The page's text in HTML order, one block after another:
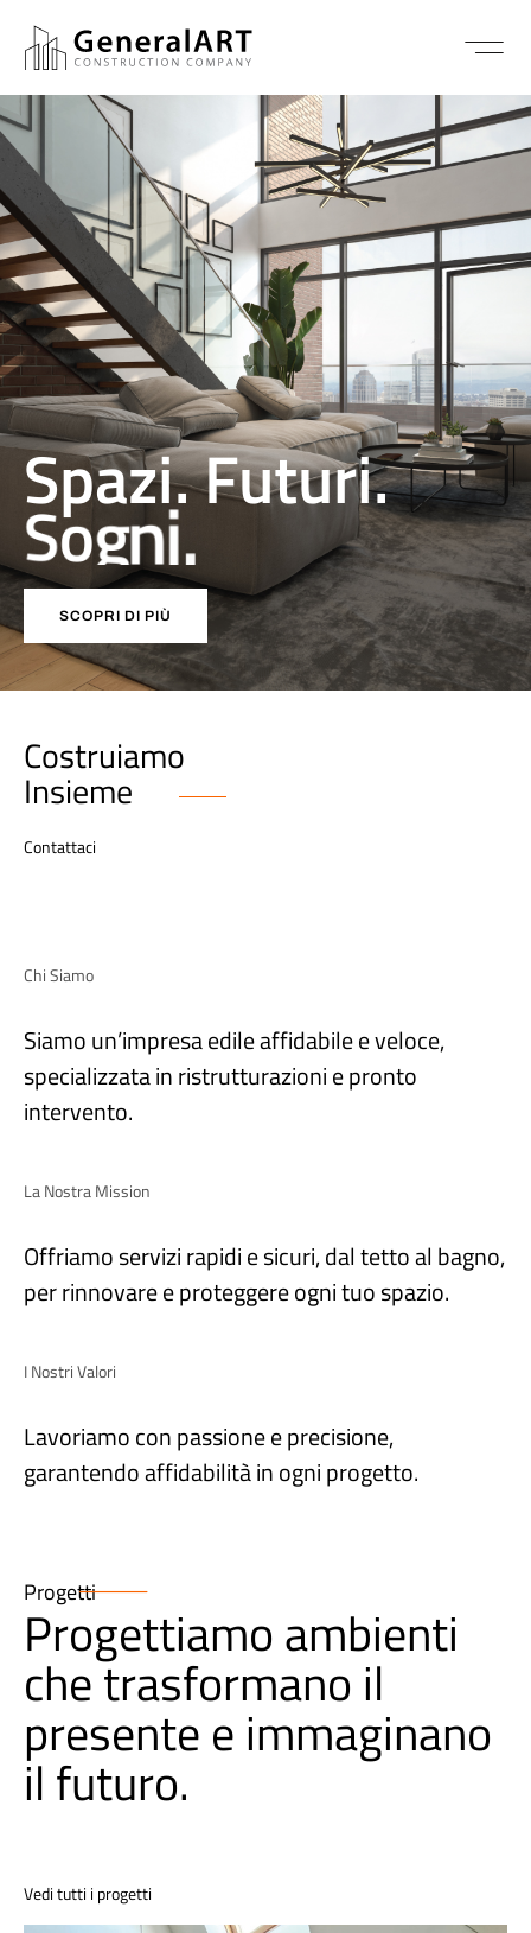
Spazi. Futuri.
Sogni.
SCOPRI DI PIÙ
Costruiamo
Insieme
Contattaci
Chi Siamo
Siamo un’impresa edile affidabile e veloce,
specializzata in ristrutturazioni e pronto
intervento.
La Nostra Mission
Offriamo servizi rapidi e sicuri, dal tetto al bagno,
per rinnovare e proteggere ogni tuo spazio.
I Nostri Valori
Lavoriamo con passione e precisione,
garantendo affidabilità in ogni progetto.
Progetti
Progettiamo ambienti
che trasformano il
presente e immaginano
il futuro.
Vedi tutti i progetti